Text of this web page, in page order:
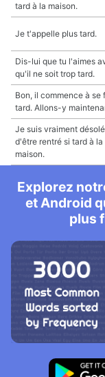
tard à la maison.
Je t'appelle plus tard.
Dis-lui que tu l'aimes
qu'il ne soit trop tard.
Bon, il commence à se
tard. Allons-y
Je suis vraiment désolé
d'être rentré si tard à la
maison.
Explorez
et Android
plus